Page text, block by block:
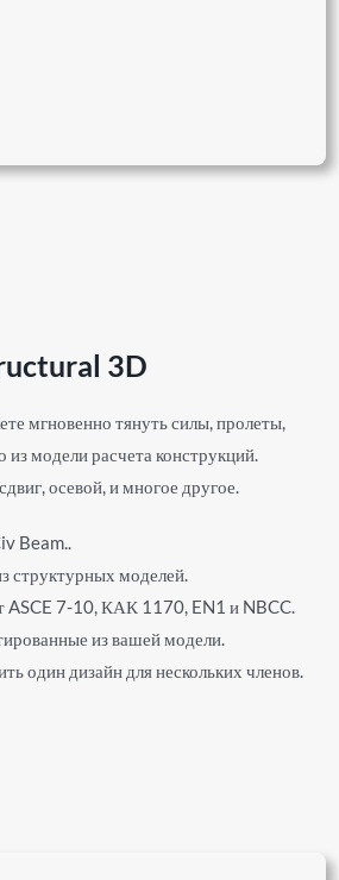
3D
мгновенно тянуть силы, пролеты,
из модели расчета конструкций.
осевой, и многое другое.
Beam..
структурных моделей.
ASCE 7-10, КАК 1170, EN1 и NBCC.
из вашей модели.
один дизайн для нескольких членов.